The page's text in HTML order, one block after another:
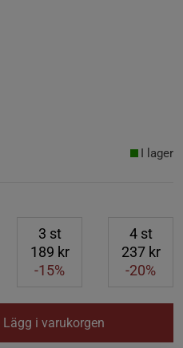
I lager
3 st
189 kr
-15%
4st
237 kr
-20%
Lägg i varukorgen